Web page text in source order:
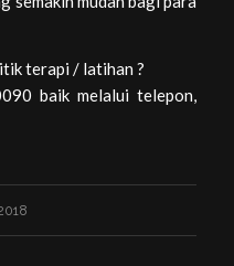
terapi / latihan ?
baik melalui telepon,